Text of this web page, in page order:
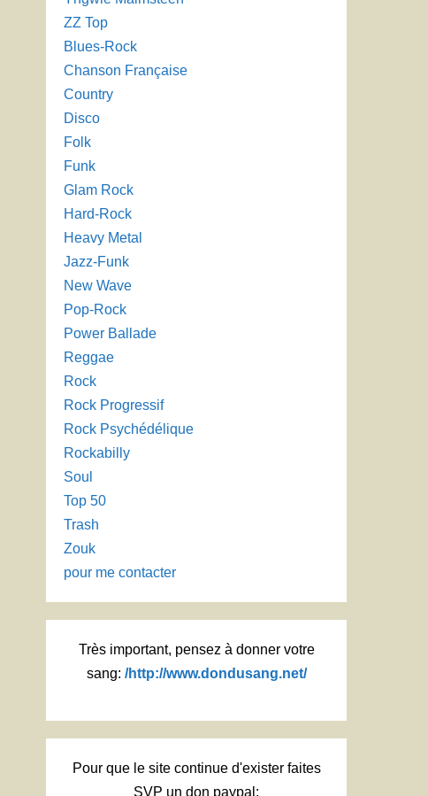
ZZ Top
Blues-Rock
Chanson Française
Country
Disco
Folk
Funk
Glam Rock
Hard-Rock
Heavy Metal
Jazz-Funk
New Wave
Pop-Rock
Power Ballade
Reggae
Rock
Rock Progressif
Rock Psychédélique
Rockabilly
Soul
Top 50
Trash
Zouk
pour me contacter
Très important, pensez à donner votre
sang: /http://www.dondusang.net/
Pour que le site continue d'exister faites
SVP un don paypal: